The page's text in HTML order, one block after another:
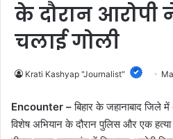
के दौरान आरोपी
चलाई गोली
Krati Kashyap "Journalist"
Encounter –बिहार के जहानाबाद जिले
विशेष अभियान के दौरान पुलिस और एक